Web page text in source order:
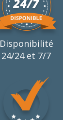
Disponibilité
24/24 et 7/7